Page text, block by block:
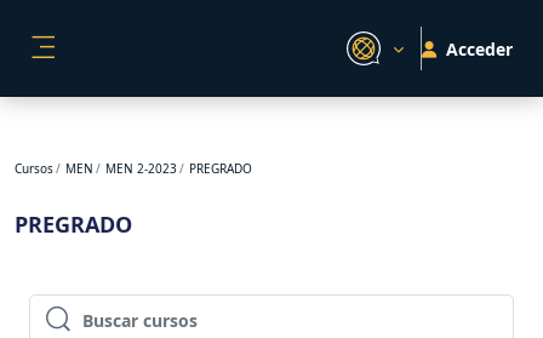
Acceder
Cursos MEN MEN 2-2023 PREGRADO
PREGRADO
Buscar cursos